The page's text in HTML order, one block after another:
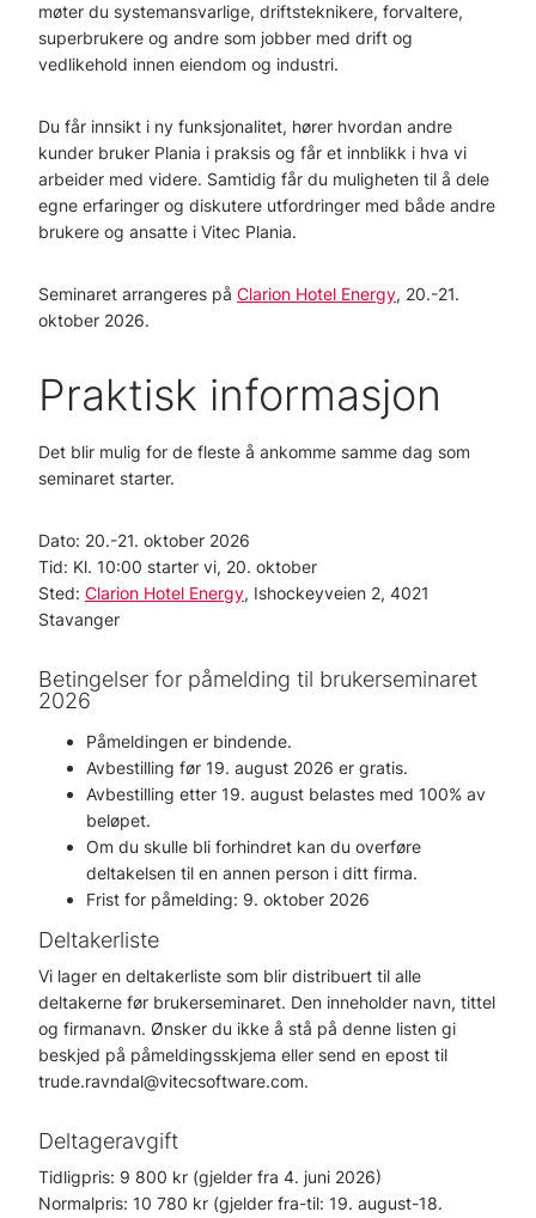
møter du systemansvarlige, driftsteknikere, forvaltere,
superbrukere og andre som jobber med drift og
vedlikehold innen eiendom og industri.
Du får innsikt i ny funksjonalitet, hører hvordan andre
kunder bruker Plania i praksis og får et innblikk i hva vi
arbeider med videre. Samtidig får du muligheten til å dele
egne erfaringer og diskutere utfordringer med både andre
brukere og ansatte i Vitec Plania.
Seminaret arrangeres på Clarion Hotel Energy, 20.-21.
oktober 2026.
Praktisk informasjon
Det blir mulig for de fleste å ankomme samme dag som
seminaret starter.
Dato: 20.-21. oktober 2026
Tid: Kl. 10:00 starter vi, 20. oktober
Sted: Clarion Hotel Energy, Ishockeyveien 2, 4021
Stavanger
Betingelser for påmelding til brukerseminaret
2026
Påmeldingen er bindende.
Avbestilling før 19. august 2026 er gratis.
Avbestilling etter 19. august belastes med 100% av
beløpet.
Om du skulle bli forhindret kan du overføre
deltakelsen til en annen person i ditt firma.
Frist for påmelding: 9. oktober 2026
Deltakerliste
Vi lager en deltakerliste som blir distribuert til alle
deltakerne før brukerseminaret. Den inneholder navn, tittel
og firmanavn. Ønsker du ikke å stå på denne listen gi
beskjed på påmeldingsskjema eller send en epost til
trude.ravndal@vitecsoftware.com.
Deltageravgift
Tidligpris: 9 800 kr (gjelder fra 4. juni 2026)
Normalpris: 10 780 kr (gjelder fra-til: 19. august-18.